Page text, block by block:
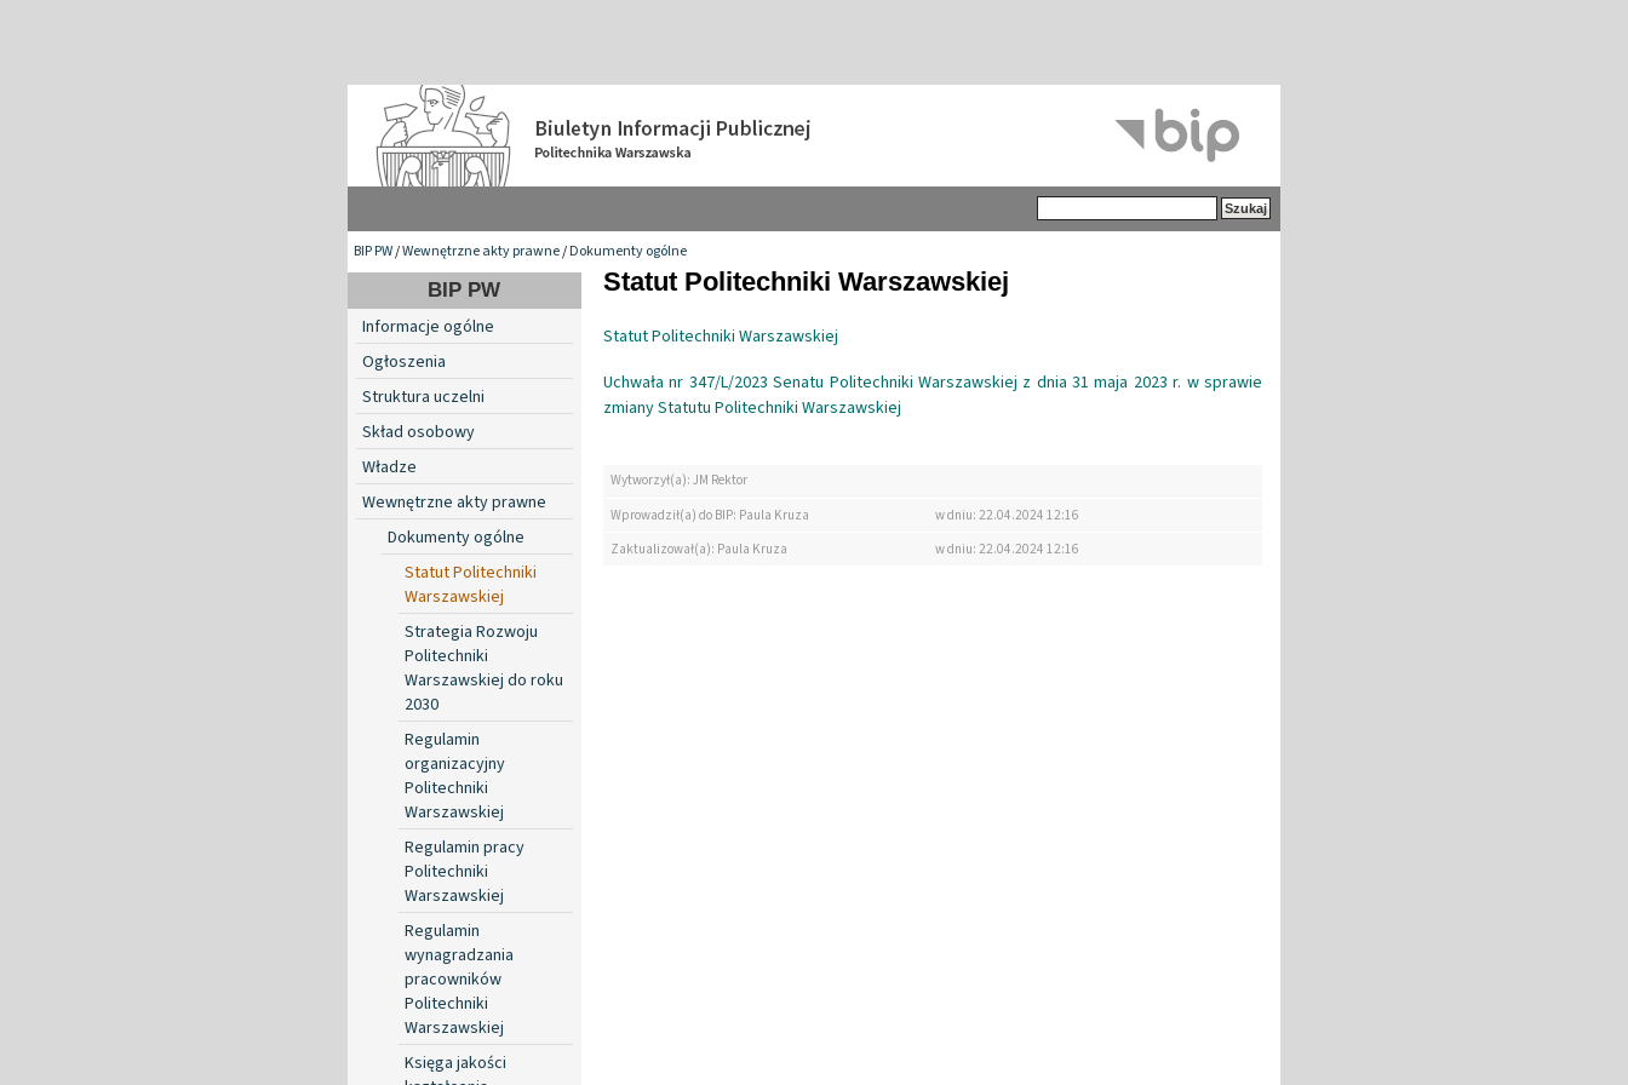
BIP PW/Wewnętrzne akty prawne/Dokumenty ogólne
BIP PW
Informacje ogólne
Ogłoszenia
Struktura uczelni
Skład osobowy
Władze
Wewnętrzne akty prawne
Dokumenty ogólne
Statut Politechniki
Warszawskiej
Strategia Rozwoju
Politechniki
Warszawskiej do roku
2030
Regulamin
organizacyjny
Politechniki
Warszawskiej
Regulamin pracy
Politechniki
Warszawskiej
Regulamin
wynagradzania
pracowników
Politechniki
Warszawskiej
Księga jakości
Statut Politechniki Warszawskiej
Statut Politechniki Warszawskiej
Uchwała nr 347/L/2023 Senatu Politechniki Warszawskiej z dnia 31 maja 2023 r. w sprawie
zmiany Statutu Politechniki Warszawskiej
Wytworzył(a): JM Rektor
Wprowadził(a) do BIP: Paula Kruza
w dniu: 22.04.2024 12:16
Zaktualizował(a): Paula Kruza
w dniu: 22.04.2024 12:16